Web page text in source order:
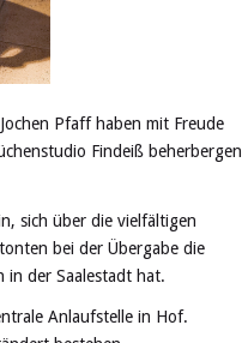
Pfaff haben mit Freude
Findeiß beherbergen
sich über die vielfältigen
bei der Übergabe die
in der Saalestadt hat.
Anlaufstelle in Hof.